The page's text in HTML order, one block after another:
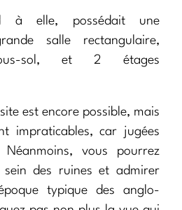
à elle, possédait une
salle rectangulaire,
sol, et 2 étages
est encore possible, mais
impraticables, car jugées
vous pourrez
des ruines et admirer
typique des anglo-